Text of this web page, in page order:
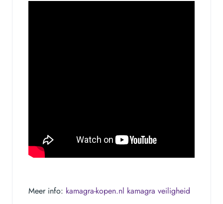
Meer info: kamagra-kopen.nl kamagra veiligheid